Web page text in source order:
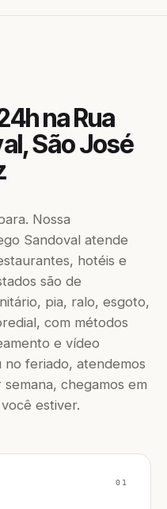
na Rua
São José
Nossa
Sandoval atende
hotéis e
são de
pia, ralo, esgoto,
com métodos
e vídeo
no feriado, atendemos
chegamos em
estiver.
01